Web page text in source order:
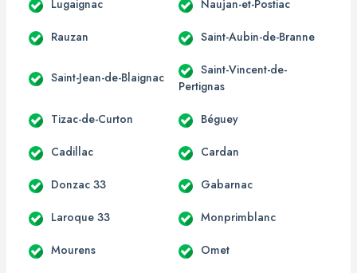
Lugaignac Naujan-et-Postiac
Rauzan Saint-Aubin-de-Branne
Saint-Jean-de-Blaignac
Saint-Vincent-de-
Pertignas
Tizac-de-Curton Béguey
Cadillac Cardan
Donzac 33 Gabarnac
Laroque 33 Monprimblanc
Mourens Omet